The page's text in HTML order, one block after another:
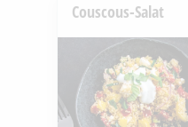
Couscous-Salat